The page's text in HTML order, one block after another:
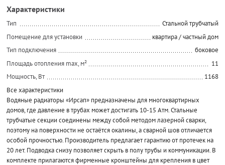
Характеристики
Тип
Стальной трубчатый
Помещение для установки
квартира / частный дом
Тип подключения
боковое
Площадь отопления max, м²
11
Мощность, Вт
1168
Все характеристики
Водяные радиаторы «Ирсап» предназначены для многоквартирных
домов, где давление в трубах может достигать 10-15 Атм. Стальные
трубчатые секции соединены между собой методом лазерной сварки,
поэтому на поверхности не остаётся окалины, а сварной шов отличается
особой прочностью. Производитель предлагает гарантию от протечек на
20 лет. Подводка снизу позволяет скрыть в полу трубы и коммуникации. В
комплекте прилагаются фирменные кронштейны для крепления в цвет